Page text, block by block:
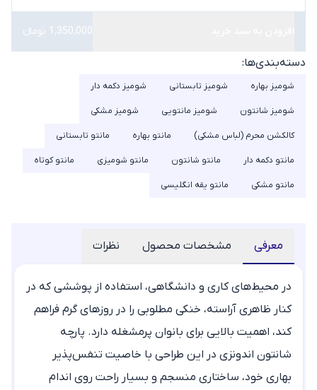
1,350,000 تومانء
دسته‌بندی‌ها:
شومیز بهاره شومیز تابستانی شومیز دکمه دار
شومیز شانتون شومیز مانتویی شومیز مشکی
کالکشن محرم (لباس مشکی) مانتو بهاره مانتو تابستانی
مانتو دکمه دار مانتو شانتون مانتو شومیزی مانتو کوتاه
مانتو مشکی مانتو یقه انگلیسی
معرفی مشخصات محصول نظرات
در محیط‌های کاری و دانشگاهی، استفاده از پوششی که در
کنار ظاهری آراسته، خنکی مطلوبی را در روزهای گرم فراهم
کند، اهمیت بالایی برای بانوان پرمشغله دارد. پارچه
شانتون اندونزی در این طراحی با خاصیت تنفس‌پذیر
بهاری خود، ساختاری منسجم و بسیار راحت روی اندام